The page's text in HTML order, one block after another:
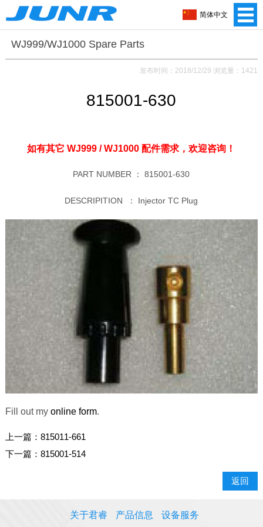
WJ999/WJ1000 Spare Parts
发布时间：2018/12/29 浏览量：1421
815001-630
如有其它 WJ999 / WJ1000 配件需求，欢迎咨询！
PART NUMBER ：815001-630
DESCRIPITION ： Injector TC Plug
Fill out my online form.
上一篇： 815011-661
下一篇： 815001-514
返回
关于君睿 产品信息 设备服务
简体中文